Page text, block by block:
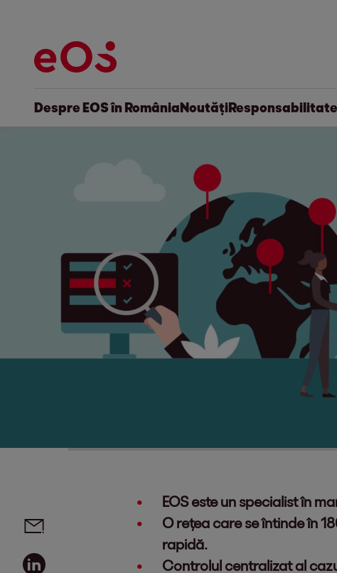
Despre EOS în RomâniaNoutăți
EOS este un specialist în
O rețea care se întinde în
rapidă.
Controlul centralizat al
Social media links - share article